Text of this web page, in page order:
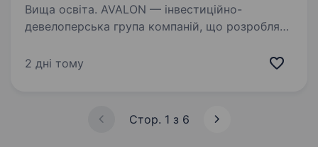
Вища освіта. AVALON — інвестиційно-
девелоперська група компаній, що розробляє
нерухомості. Ми розбудовуємо місто,
2 дні тому
Стор. 1 з 6